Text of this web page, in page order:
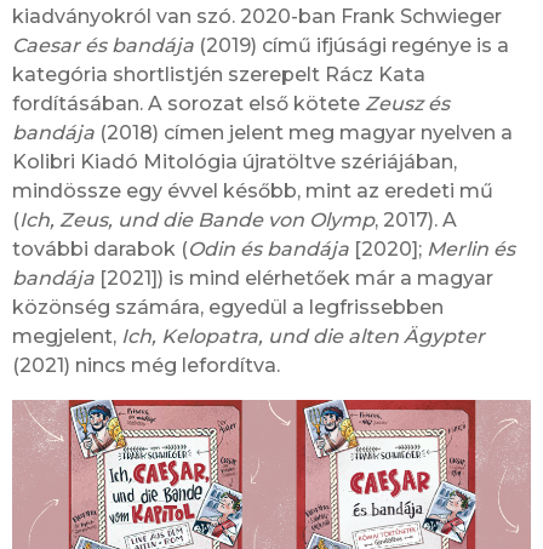
kiadványokról van szó. 2020-ban Frank Schwieger
Caesar és bandája (2019) című ifjúsági regénye is a
kategória shortlistjén szerepelt Rácz Kata
fordításában. A sorozat első kötete Zeusz és
bandája (2018) címen jelent meg magyar nyelven a
Kolibri Kiadó Mitológia újratöltve szériájában,
mindössze egy évvel később, mint az eredeti mű
(Ich, Zeus, und die Bande von Olymp, 2017). A
további darabok (Odin és bandája [2020]; Merlin és
bandája [2021]) is mind elérhetőek már a magyar
közönség számára, egyedül a legfrissebben
megjelent, Ich, Kelopatra, und die alten Ägypter
(2021) nincs még lefordítva.